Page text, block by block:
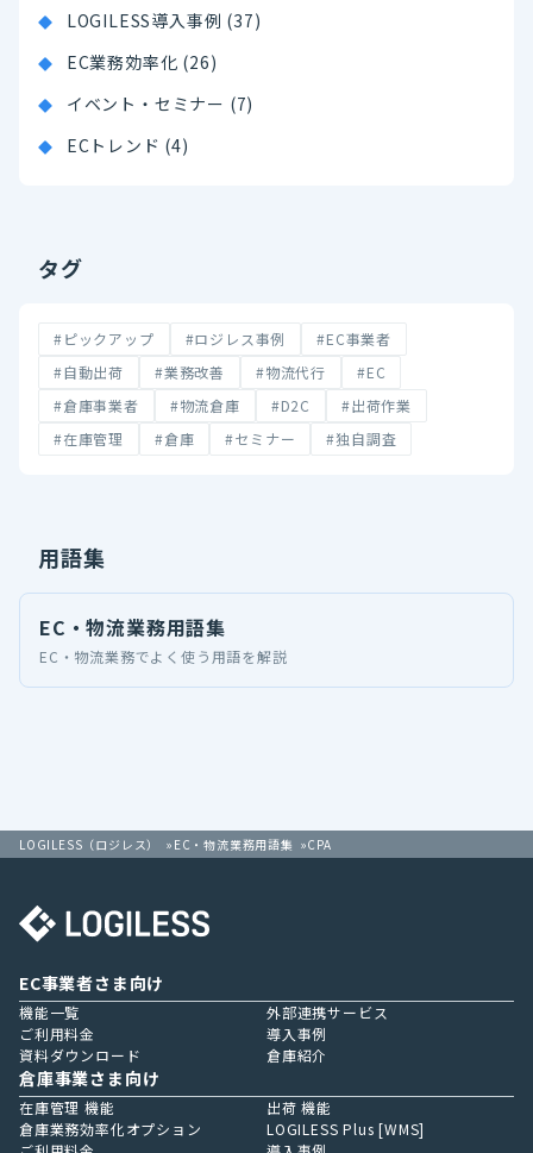
LOGILESS導入事例 (37)
EC業務効率化 (26)
イベント・セミナー (7)
ECトレンド (4)
タグ
#ピックアップ #ロジレス事例
#EC事業者
#自動出荷
#業務改善 #物流代行
#EC
#倉庫事業者
#物流倉庫 #D2C
#出荷作業
#在庫管理
#倉庫 #セミナー #独自調査
用語集
EC・物流業務用語集
EC・物流業務でよく使う用語を解説
LOGILESS（ロジレス） EC・物流業務用語集 CPA
EC事業者さま向け
機能一覧
外部連携サービス
ご利用料金
導入事例
資料ダウンロード
倉庫紹介
倉庫事業さま向け
在庫管理 機能
出荷 機能
倉庫業務効率化オプション
LOGILESS Plus [WMS]